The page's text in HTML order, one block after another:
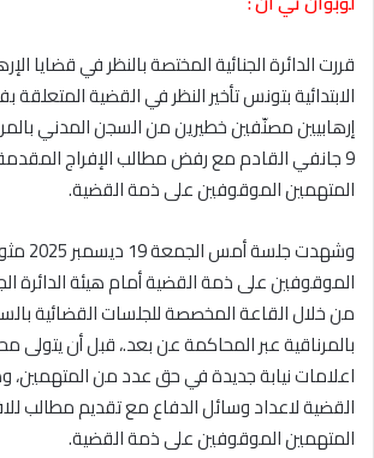
قررت الدائرة الجنائية المختصة بالنظر في قضايا
الابتدائية بتونس تأخير النظر في القضية
إرهابيين مصنّفين خطيرين من السجن المدني
9 جانفي القادم مع رفض مطالب الإفراج
المتهمين الموقوفين على ذمة القضية.
وشهدت
الموقوفين على ذمة القضية أمام هيئة الدائرة
من خلال القاعة المخصصة للجلسات القضائية
بالمرناقية عبر المحاكمة عن بعد.، قبل أن يتولى
اعلامات نيابة جديدة في حق عدد من المتهمين،
القضية لاعداد وسائل الدفاع مع تقديم مطالب
المتهمين الموقوفين على ذمة القضية.